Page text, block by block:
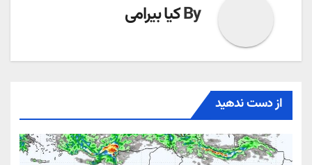
Byکیا بیرامی
از دست ندهید